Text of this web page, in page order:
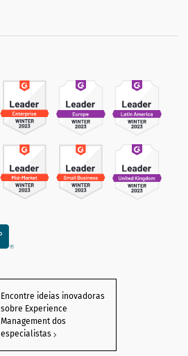
Encontre ideias inovadoras
sobre Experience
Management dos
especialistas